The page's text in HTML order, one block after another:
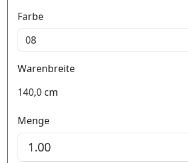
Farbe
Warenbreite
140,0 cm
Menge